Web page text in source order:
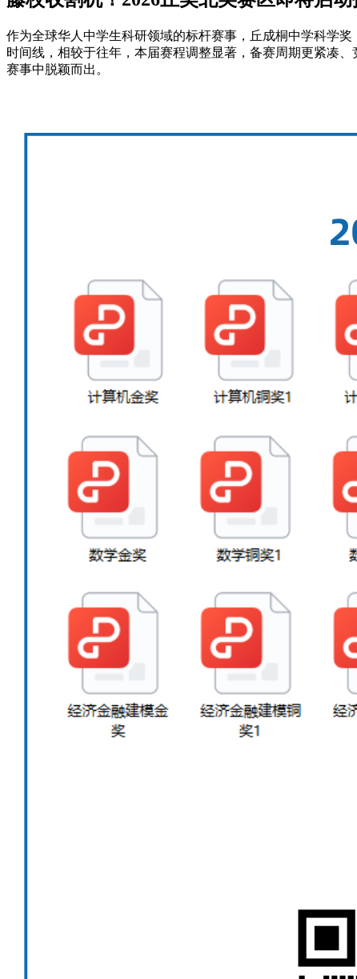
作为全球华人中学生科研领域的标杆赛事，丘成桐中学科学
时间线，相较于往年，本届赛程调整显著，备赛周期更紧凑
赛事中脱颖而出。